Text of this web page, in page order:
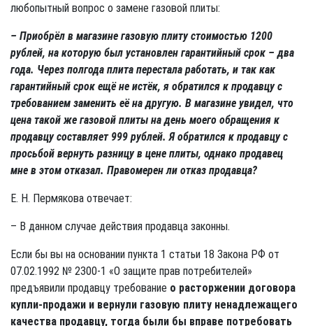
любопытный вопрос о замене газовой плиты:
– Приобрёл в магазине газовую плиту стоимостью 1200
рублей, на которую был установлен гарантийный срок – два
года. Через полгода плита перестала работать, и так как
гарантийный срок ещё не истёк, я обратился к продавцу с
требованием заменить её на другую. В магазине увидел, что
цена такой же газовой плиты на день моего обращения к
продавцу составляет 999 рублей. Я обратился к продавцу с
просьбой вернуть разницу в цене плиты, однако продавец
мне в этом отказал. Правомерен ли отказ продавца?
Е. Н. Пермякова отвечает:
– В данном случае действия продавца законны.
Если бы вы на основании пункта 1 статьи 18 Закона РФ от
07.02.1992 № 2300-1 «О защите прав потребителей»
предъявили продавцу требование о расторжении договора
купли-продажи и вернули газовую плиту ненадлежащего
качества продавцу, тогда были бы вправе потребовать